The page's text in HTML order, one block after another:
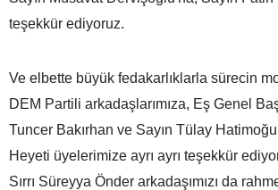
teşekkür ediyoruz.
Ve elbette büyük fedakarlıklarla sürecin
DEM Partili arkadaşlarımıza, Eş Genel
Tuncer Bakırhan ve Sayın Tülay
Heyeti üyelerimize ayrı ayrı teşekkür
Sırrı Süreyya Önder arkadaşımızı da